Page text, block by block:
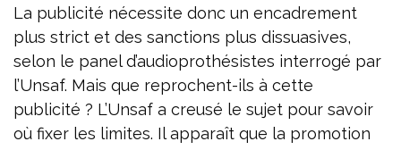
La publicité nécessite donc un encadrement
plus strict et des sanctions plus dissuasives,
selon le panel d’audioprothésistes interrogé par
l’Unsaf. Mais que reprochent-ils à cette
publicité ? L’Unsaf a creusé le sujet pour savoir
où fixer les limites. Il apparaît que la promotion